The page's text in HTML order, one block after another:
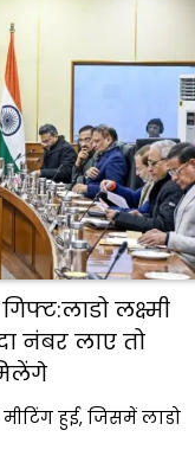
लक्ष्मी
नंबर लाए तो
हुई, जिसमें लाडो